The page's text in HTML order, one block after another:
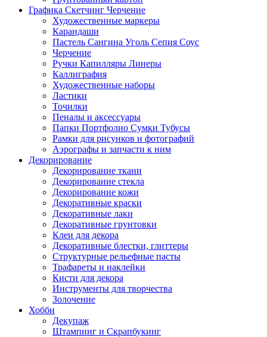
Графика Скетчинг Черчение
Художественные маркеры
Карандаши
Пастель Сангина Уголь Сепия Соус
Черчение
Ручки Капилляры Линеры
Каллиграфия
Художественные наборы
Ластики
Точилки
Пеналы и аксессуары
Папки Портфолио Сумки Тубусы
Рамки для рисунков и фотографий
Аэрографы и запчасти к ним
Декорирование
Декорирование ткани
Декорирование стекла
Декорирование кожи
Декоративные краски
Декоративные лаки
Декоративные грунтовки
Клеи для декора
Декоративные блестки, глиттеры
Структурные рельефные пасты
Трафареты и наклейки
Кисти для декора
Инструменты для творчества
Золочение
Хобби
Декупаж
Штампинг и Скрапбукинг